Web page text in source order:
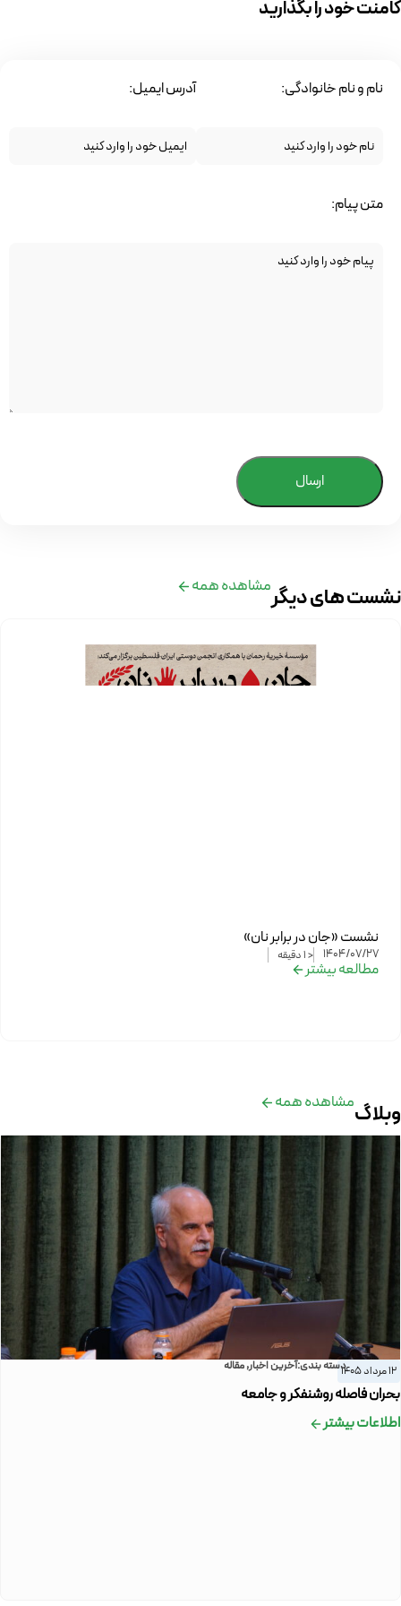
کامنت خود را بگذارید
نام و نام خانوادگی: آدرس ایمیل:
متن پیام:
ارسال
نشست های دیگرمشاهده همه
نشست «جان در برابر نان»
1404/07/27
< 1 دقیقه
مطالعه بیشتر
وبلاگمشاهده همه
12 مرداد 1405 دسته بندی:آخرین اخبار,مقاله
بحران فاصله روشنفکر و جامعه
اطلاعات بیشتر